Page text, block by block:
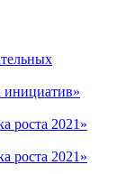
инициатив»
роста 2021»
роста 2021»